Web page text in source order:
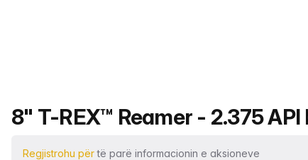
Emri i produktit
8" T-REX™ Reamer - 2.375
Regjistrohu përtë parë informacionin e aksioneve